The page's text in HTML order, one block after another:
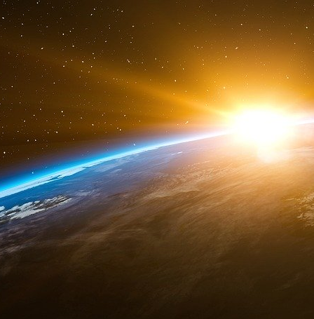
proposant la remise en œuvre d’un
crédit d’impôt exceptionnel « énergie ». Sans
Autre motif d’inquiétude pour les agriculteurs
liée à la guerre au Moyen-Orient. En dehors
également le siège de la production
le monde. Or dans plusieurs pays du
d’urée, ingrédients indispensables à la
compter que le transport, comme celui des
mécanique : dans ce secteur aussi, les prix
des semis est en cours. Les marchés, qui
par manque d’engrais, ont déjà réagi : les
sont déjà en hausse depuis quelques jours.
budget des agriculteurs, fait craindre à
alimentaires notamment dans les pays les